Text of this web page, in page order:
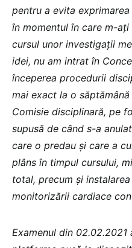
pentru a evita
în momentul în care m-
cursul unor investigații
idei, nu am intrat în
începerea procedurii
mai exact la o
Comisie disciplinară, pe
supusă de când s-a
care o predau și care a
plâns în timpul cursului,
total, precum și
monitorizării cardiace
Examenul din